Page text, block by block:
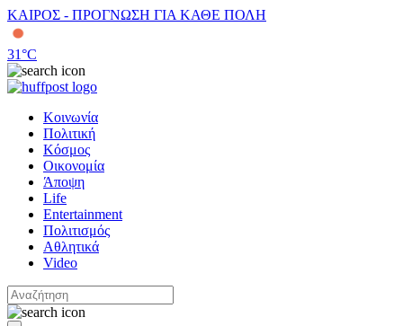
ΚΑΙΡΟΣ - ΠΡΟΓΝΩΣΗ ΓΙΑ ΚΑΘΕ ΠΟΛΗ
31°C
Κοινωνία
Πολιτική
Κόσμος
Οικονομία
Άποψη
Life
Entertainment
Πολιτισμός
Αθλητικά
Video